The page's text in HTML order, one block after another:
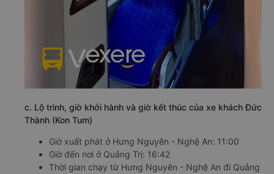
c. Lộ trình, giờ khởi hành và giờ kết thúc của xe khách Đức
Thành (Kon Tum)
Giờ xuất phát ở Hưng Nguyên - Nghệ An: 11:00
Giờ đến nơi ở Quảng Trị: 16:42
Thời gian chạy từ Hưng Nguyên - Nghệ An đi Quảng